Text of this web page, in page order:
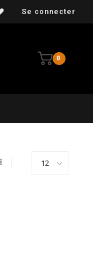
Se connecter
0